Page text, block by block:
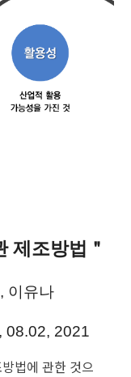
제조방법＂
이유나
08.02, 2021
법에 관한 것으